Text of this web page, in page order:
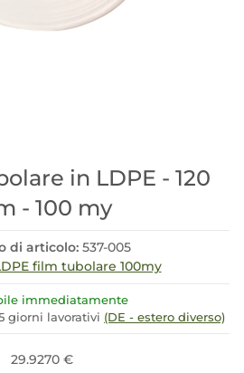
in LDPE - 120
- 100 my
di articolo: 537-005
film tubolare 100my
immediatamente
giorni lavorativi (DE - estero diverso)
29.9270 €